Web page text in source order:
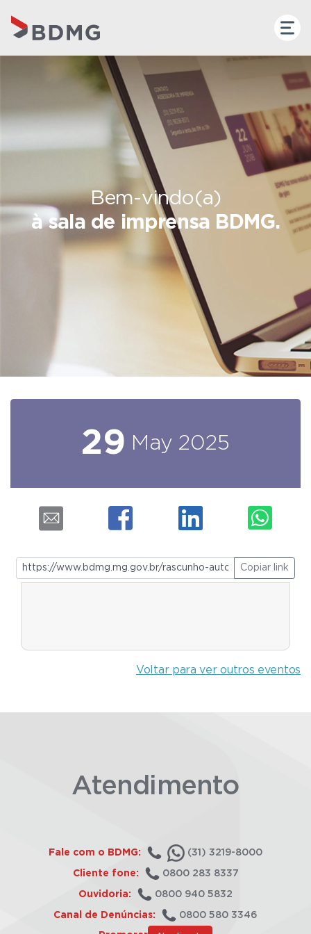
Bem-vindo(a)
à sala de imprensa BDMG.
29 May 2025
Copiar link
Voltar para ver outros eventos
Atendimento
Fale com o BDMG: (31) 3219-8000
Cliente fone: 0800 283 8337
Ouvidoria: 0800 940 5832
Canal de Denúncias: 0800 580 3346